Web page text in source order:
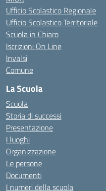
Ufficio Scolastico Regionale
Ufficio Scolastico Territoriale
Scuola in Chiaro
Iscrizioni On Line
Invalsi
Comune
La Scuola
Scuola
Storia di successi
Presentazione
I luoghi
Organizzazione
Le persone
Documenti
I numeri della scuola